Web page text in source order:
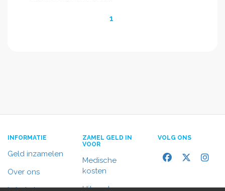
1
INFORMATIE
Geld inzamelen
Over ons
ZAMEL GELD IN
VOOR
Medische
kosten
Uitvaart
VOLG ONS